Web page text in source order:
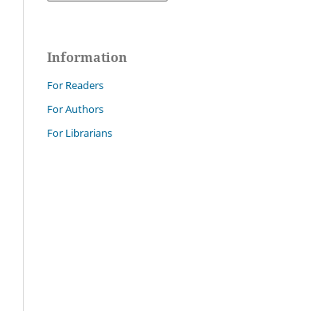
Information
For Readers
For Authors
For Librarians